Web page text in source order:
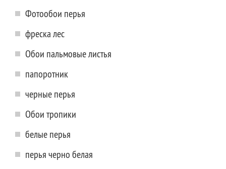
Фотообои перья
фреска лес
Обои пальмовые листья
папоротник
черные перья
Обои тропики
белые перья
перья черно белая